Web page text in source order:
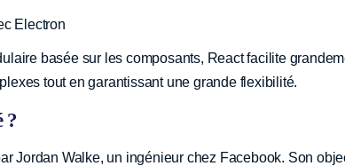
Electron
basée sur les composants, React facilite
tout en garantissant une grande flexibilité.
?
Jordan Walke, un ingénieur chez Facebook. Son